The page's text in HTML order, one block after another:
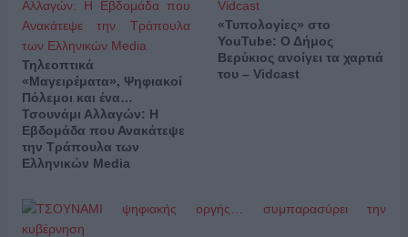
Τηλεοπτικά
«Μαγειρέματα», Ψηφιακοί
Πόλεμοι και ένα…
Τσουνάμι Αλλαγών: Η
Εβδομάδα που Ανακάτεψε
την Τράπουλα των
Ελληνικών Media
«Τυπολογίες» στο
YouTube: Ο Δήμος
Βερύκιος ανοίγει τα χαρτιά
του – Vidcast